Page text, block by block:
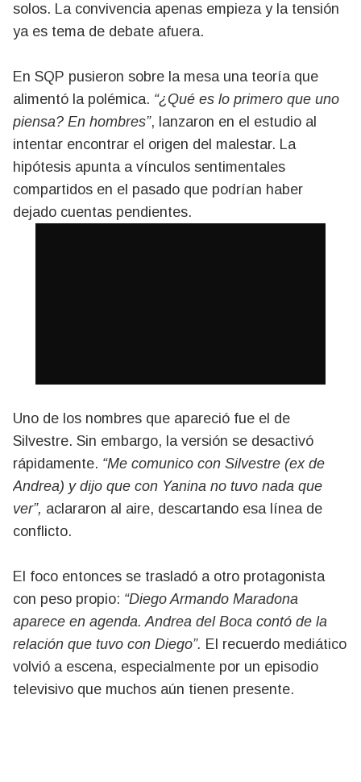
solos. La convivencia apenas empieza y la tensión
ya es tema de debate afuera.
En SQP pusieron sobre la mesa una teoría que
alimentó la polémica. “¿Qué es lo primero que uno
piensa? En hombres”, lanzaron en el estudio al
intentar encontrar el origen del malestar. La
hipótesis apunta a vínculos sentimentales
compartidos en el pasado que podrían haber
dejado cuentas pendientes.
Uno de los nombres que apareció fue el de
Silvestre. Sin embargo, la versión se desactivó
rápidamente. “Me comunico con Silvestre (ex de
Andrea) y dijo que con Yanina no tuvo nada que
ver”, aclararon al aire, descartando esa línea de
conflicto.
El foco entonces se trasladó a otro protagonista
con peso propio: “Diego Armando Maradona
aparece en agenda. Andrea del Boca contó de la
relación que tuvo con Diego”. El recuerdo mediático
volvió a escena, especialmente por un episodio
televisivo que muchos aún tienen presente.